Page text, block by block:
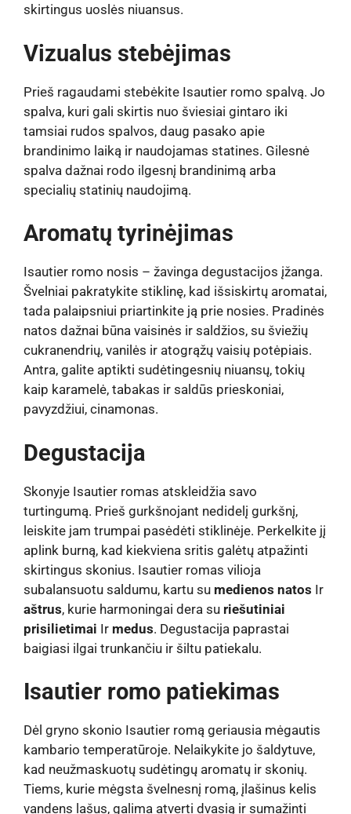
skirtingus uoslės niuansus.
Vizualus stebėjimas
Prieš ragaudami stebėkite Isautier romo spalvą. Jo
spalva, kuri gali skirtis nuo šviesiai gintaro iki
tamsiai rudos spalvos, daug pasako apie
brandinimo laiką ir naudojamas statines. Gilesnė
spalva dažnai rodo ilgesnį brandinimą arba
specialių statinių naudojimą.
Aromatų tyrinėjimas
Isautier romo nosis – žavinga degustacijos įžanga.
Švelniai pakratykite stiklinę, kad išsiskirtų aromatai,
tada palaipsniui priartinkite ją prie nosies. Pradinės
natos dažnai būna vaisinės ir saldžios, su šviežių
cukranendrių, vanilės ir atogrąžų vaisių potėpiais.
Antra, galite aptikti sudėtingesnių niuansų, tokių
kaip karamelė, tabakas ir saldūs prieskoniai,
pavyzdžiui, cinamonas.
Degustacija
Skonyje Isautier romas atskleidžia savo
turtingumą. Prieš gurkšnojant nedidelį gurkšnį,
leiskite jam trumpai pasėdėti stiklinėje. Perkelkite jį
aplink burną, kad kiekviena sritis galėtų atpažinti
skirtingus skonius. Isautier romas vilioja
subalansuotu saldumu, kartu su medienos natos Ir
aštrus, kurie harmoningai dera su riešutiniai
prisilietimai Ir medus. Degustacija paprastai
baigiasi ilgai trunkančiu ir šiltu patiekalu.
Isautier romo patiekimas
Dėl gryno skonio Isautier romą geriausia mėgautis
kambario temperatūroje. Nelaikykite jo šaldytuve,
kad neužmaskuotų sudėtingų aromatų ir skonių.
Tiems, kurie mėgsta švelnesnį romą, įlašinus kelis
vandens lašus, galima atverti dvasią ir sumažinti